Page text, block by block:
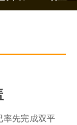
率先完成双平